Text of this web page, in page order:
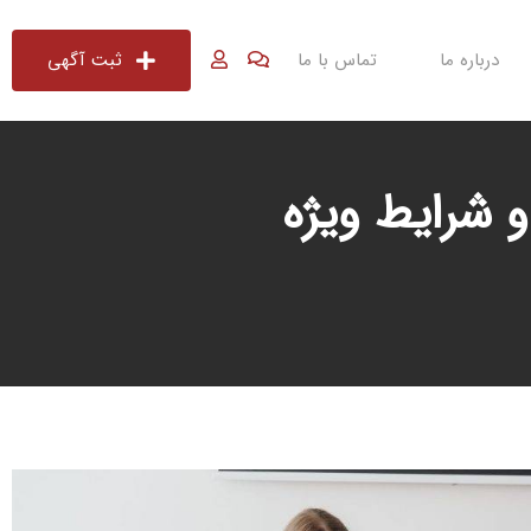
ثبت آگهی درباره ما تماس با ما
شرایط ویژه